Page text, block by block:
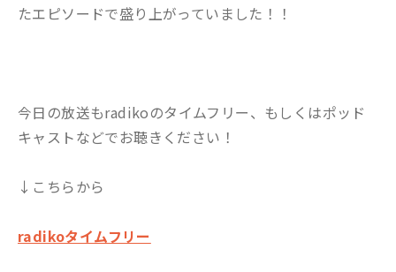
たエピソードで盛り上がっていました！！
今日の放送もradikoのタイムフリー、もしくはポッド
キャストなどでお聴きください！
↓こちらから
radikoタイムフリー